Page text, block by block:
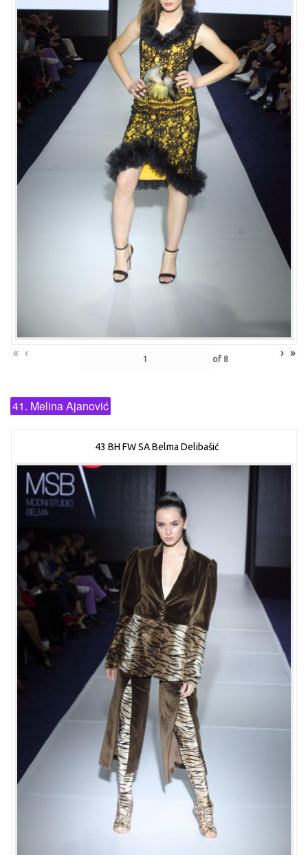
« ‹ of 8 › »
41. Melina Ajanović
43 BH FW SA Belma Delibašić